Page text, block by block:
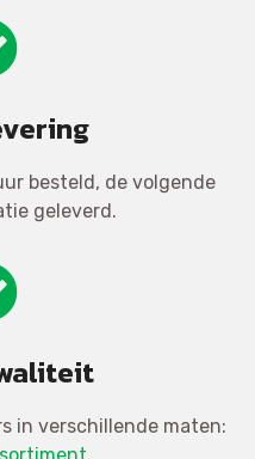
besteld, de volgende
geleverd.
in verschillende maten: